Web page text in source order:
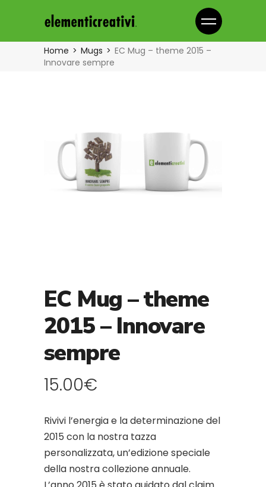
Home Mugs
EC Mug – theme 2015 –
Innovare sempre
EC Mug – theme
2015 – Innovare
sempre
15.00€
Rivivi l’energia e la determinazione del
2015 con la nostra tazza
personalizzata, un’edizione speciale
della nostra collezione annuale.